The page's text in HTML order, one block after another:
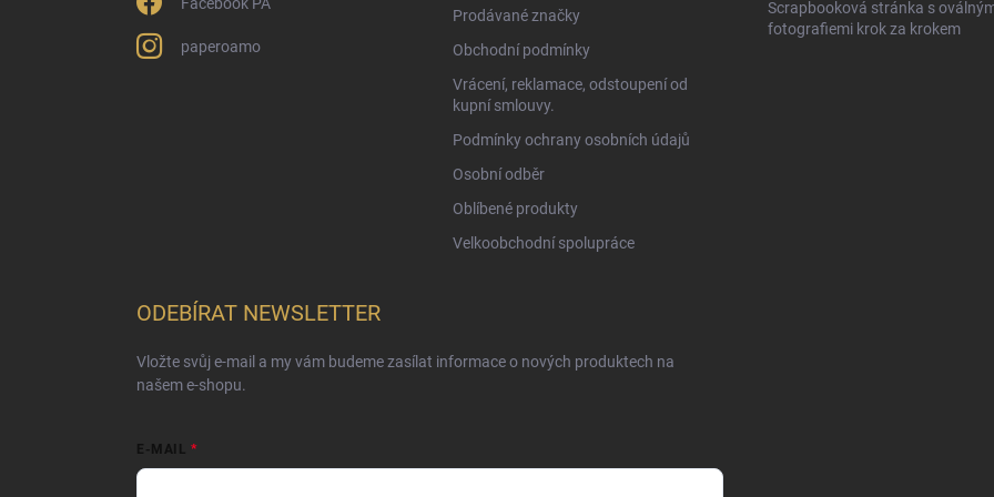
paperoamo
Prodávané značky
Obchodní podmínky
Vrácení, reklamace, odstoupení od
kupní smlouvy.
Podmínky ochrany osobních údajů
Osobní odběr
Oblíbené produkty
Velkoobchodní spolupráce
Scrapbooková stránka s
fotografiemi krok za krokem
ODEBÍRAT NEWSLETTER
Vložte svůj e-mail a my vám budeme zasílat informace o nových produktech na
našem e-shopu.
E-MAIL